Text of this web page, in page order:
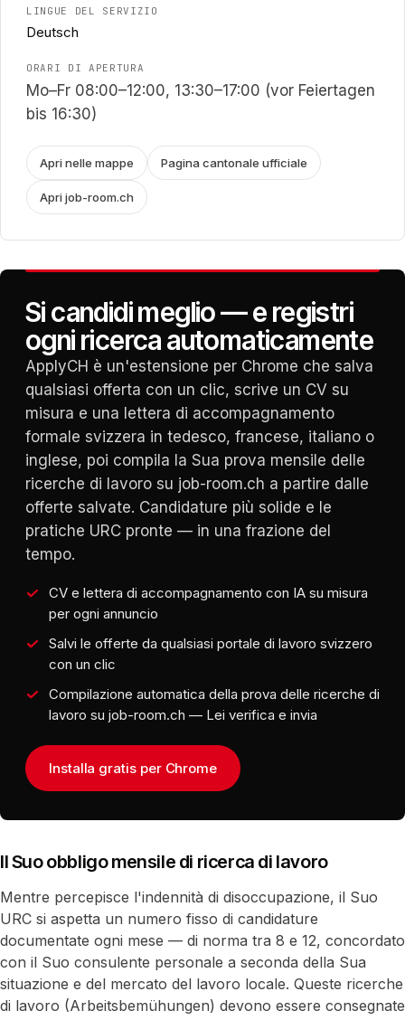
LINGUE DEL SERVIZIO
Deutsch
ORARI DI APERTURA
Mo–Fr 08:00–12:00, 13:30–17:00 (vor Feiertagen
bis 16:30)
Apri nelle mappe Pagina cantonale ufficiale
Apri job-room.ch
Si candidi meglio — e registri
ogni ricerca automaticamente
ApplyCH è un'estensione per Chrome che salva
qualsiasi offerta con un clic, scrive un CV su
misura e una lettera di accompagnamento
formale svizzera in tedesco, francese, italiano o
inglese, poi compila la Sua prova mensile delle
ricerche di lavoro su job-room.ch a partire dalle
offerte salvate. Candidature più solide e le
pratiche URC pronte — in una frazione del
tempo.
CV e lettera di accompagnamento con IA su misura
per ogni annuncio
Salvi le offerte da qualsiasi portale di lavoro svizzero
con un clic
Compilazione automatica della prova delle ricerche di
lavoro su job-room.ch — Lei verifica e invia
Installa gratis per Chrome
Il Suo obbligo mensile di ricerca di lavoro
Mentre percepisce l'indennità di disoccupazione, il Suo
URC si aspetta un numero fisso di candidature
documentate ogni mese — di norma tra 8 e 12, concordato
con il Suo consulente personale a seconda della Sua
situazione e del mercato del lavoro locale. Queste ricerche
di lavoro (Arbeitsbemühungen) devono essere consegnate